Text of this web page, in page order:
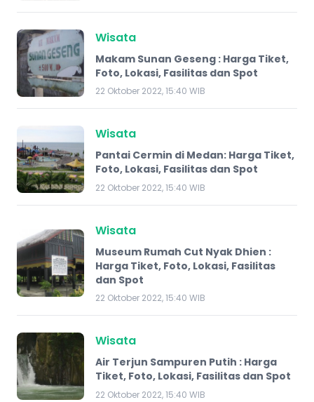
Wisata
Makam Sunan Geseng : Harga Tiket,
Foto, Lokasi, Fasilitas dan Spot
22 Oktober 2022, 15:40 WIB
Wisata
Pantai Cermin di Medan: Harga Tiket,
Foto, Lokasi, Fasilitas dan Spot
22 Oktober 2022, 15:40 WIB
Wisata
Museum Rumah Cut Nyak Dhien :
Harga Tiket, Foto, Lokasi, Fasilitas
dan Spot
22 Oktober 2022, 15:40 WIB
Wisata
Air Terjun Sampuren Putih : Harga
Tiket, Foto, Lokasi, Fasilitas dan Spot
22 Oktober 2022, 15:40 WIB